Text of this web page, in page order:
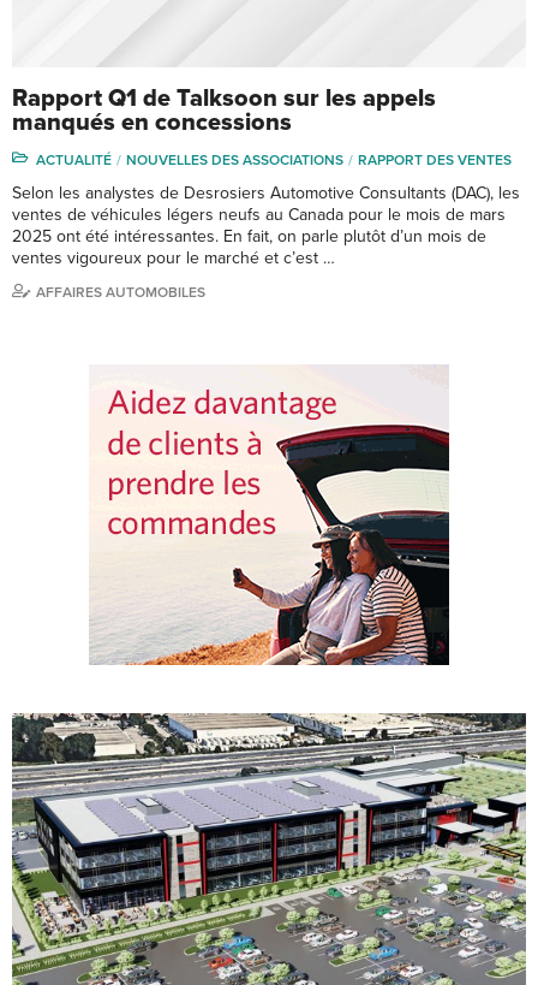
Rapport Q1 de Talksoon sur les appels
manqués en concessions
ACTUALITÉ NOUVELLES DES ASSOCIATIONS RAPPORT DES VENTES
Selon les analystes de Desrosiers Automotive Consultants (DAC), les
ventes de véhicules légers neufs au Canada pour le mois de mars
2025 ont été intéressantes. En fait, on parle plutôt d’un mois de
ventes vigoureux pour le marché et c’est …
AFFAIRES AUTOMOBILES